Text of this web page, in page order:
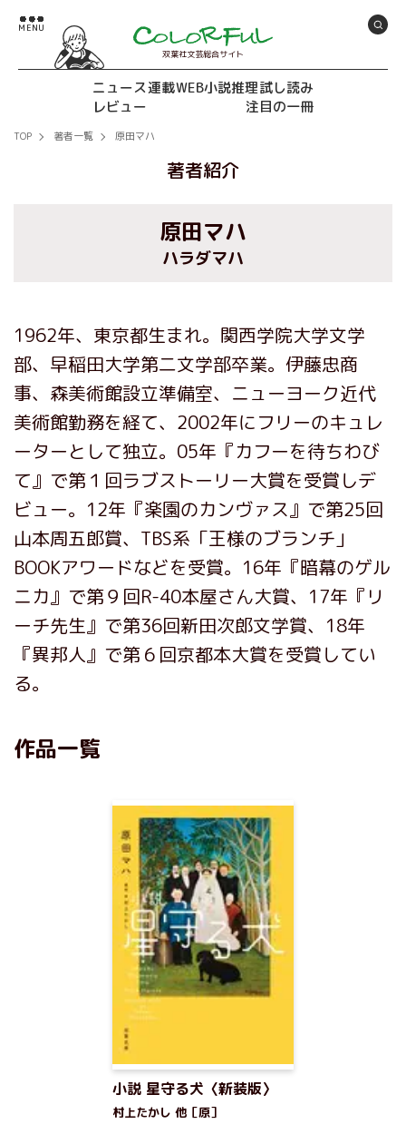
双葉社文芸総合サイト
ニュース連載WEB小説推理試し読み
レビュー
注目の一冊
TOP 著者一覧 原田マハ
著者紹介
原田マハ
ハラダマハ
1962年、東京都生まれ。関西学院大学文学
部、早稲田大学第二文学部卒業。伊藤忠商
事、森美術館設立準備室、ニューヨーク近代
美術館勤務を経て、2002年にフリーのキュレ
ーターとして独立。05年『カフーを待ちわび
て』で第１回ラブストーリー大賞を受賞しデ
ビュー。12年『楽園のカンヴァス』で第25回
山本周五郎賞、TBS系「王様のブランチ」
BOOKアワードなどを受賞。16年『暗幕のゲル
ニカ』で第９回R-40本屋さん大賞、17年『リ
ーチ先生』で第36回新田次郎文学賞、18年
『異邦人』で第６回京都本大賞を受賞してい
る。
作品一覧
小説 星守る犬〈新装版〉
村上たかし 他［原］